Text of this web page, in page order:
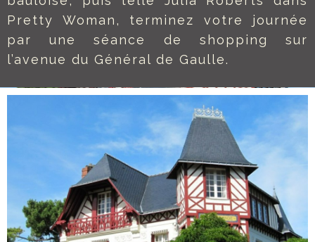
Pretty Woman, terminez votre journée
par une séance de shopping sur
l’avenue du Général de Gaulle.